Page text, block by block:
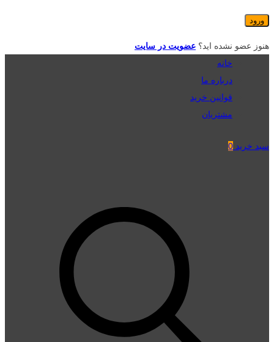
هنوز عضو نشده اید؟ عضویت در سایت
خانه
درباره ما
قوانین خرید
مشتریان
سبد خرید 0